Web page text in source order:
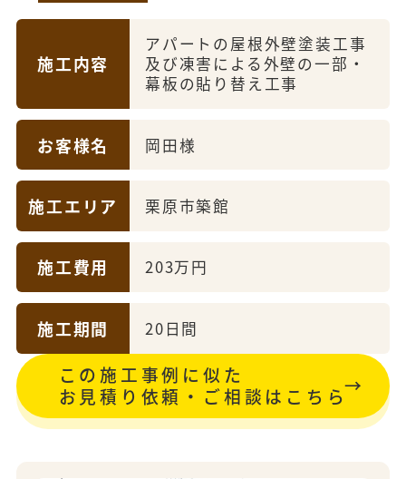
施工内容
アパートの屋根外壁塗装工事
及び凍害による外壁の一部・
幕板の貼り替え工事
お客様名 岡田様
施工エリア 栗原市築館
施工費用 203万円
施工期間 20日間
この施工事例に似た
お見積り依頼・ご相談はこちら